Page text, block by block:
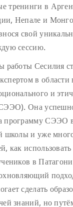
тренинги в
Непале и
свой
сессию.
работы Сесилия
в области
и
Она
программу СЭЭО
школы и уже
как
в
сделать
знаний, но